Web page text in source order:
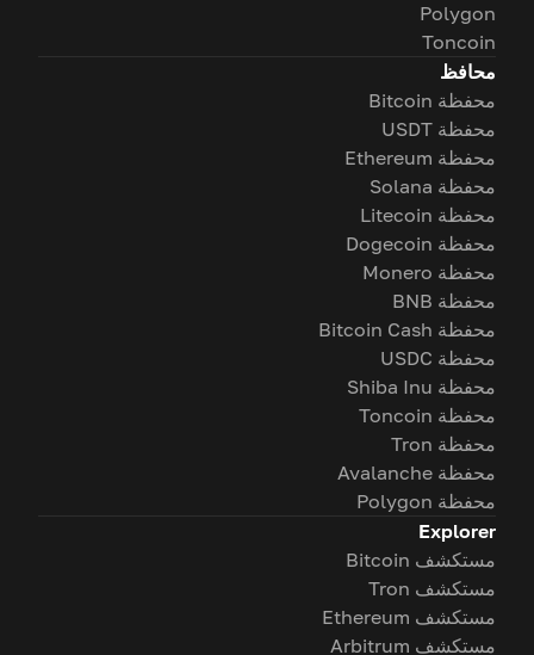
Polygon
Toncoin
محافظ
محفظة Bitcoin
محفظة USDT
محفظة Ethereum
محفظة Solana
محفظة Litecoin
محفظة Dogecoin
محفظة Monero
محفظة BNB
محفظة Bitcoin Cash
محفظة USDC
محفظة Shiba Inu
محفظة Toncoin
محفظة Tron
محفظة Avalanche
محفظة Polygon
Explorer
مستكشف Bitcoin
مستكشف Tron
مستكشف Ethereum
مستكشف Arbitrum